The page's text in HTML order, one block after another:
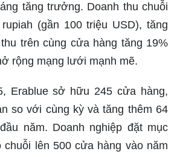
tăng trưởng. Doanh thu chuỗi
(gần 100 triệu USD), tăng
trên cùng cửa hàng tăng 19%
rộng mạng lưới mạnh mẽ.
Erablue sở hữu 245 cửa hàng,
so với cùng kỳ và tăng thêm 64
năm. Doanh nghiệp đặt mục
chuỗi lên 500 cửa hàng vào năm